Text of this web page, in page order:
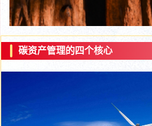
碳资产管理的四个核心